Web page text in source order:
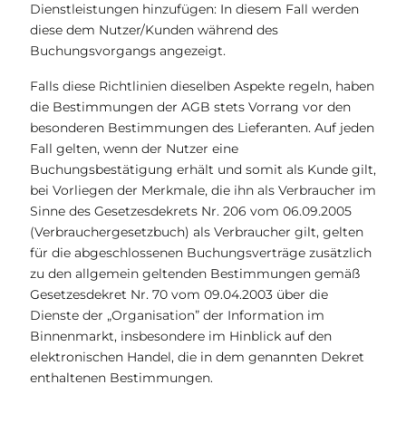
Dienstleistungen hinzufügen: In diesem Fall werden
diese dem Nutzer/Kunden während des
Buchungsvorgangs angezeigt.
Falls diese Richtlinien dieselben Aspekte regeln, haben
die Bestimmungen der AGB stets Vorrang vor den
besonderen Bestimmungen des Lieferanten. Auf jeden
Fall gelten, wenn der Nutzer eine
Buchungsbestätigung erhält und somit als Kunde gilt,
bei Vorliegen der Merkmale, die ihn als Verbraucher im
Sinne des Gesetzesdekrets Nr. 206 vom 06.09.2005
(Verbrauchergesetzbuch) als Verbraucher gilt, gelten
für die abgeschlossenen Buchungsverträge zusätzlich
zu den allgemein geltenden Bestimmungen gemäß
Gesetzesdekret Nr. 70 vom 09.04.2003 über die
Dienste der „Organisation” der Information im
Binnenmarkt, insbesondere im Hinblick auf den
elektronischen Handel, die in dem genannten Dekret
enthaltenen Bestimmungen.